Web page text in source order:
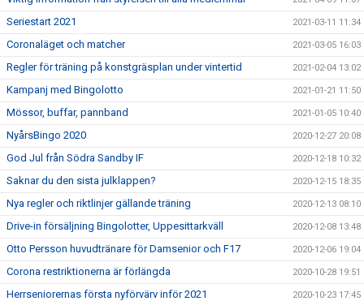
Seriestart 2021 2021-03-11 11:34
Coronaläget och matcher 2021-03-05 16:03
Regler för träning på konstgräsplan under vintertid 2021-02-04 13:02
Kampanj med Bingolotto 2021-01-21 11:50
Mössor, buffar, pannband 2021-01-05 10:40
NyårsBingo 2020 2020-12-27 20:08
God Jul från Södra Sandby IF 2020-12-18 10:32
Saknar du den sista julklappen? 2020-12-15 18:35
Nya regler och riktlinjer gällande träning 2020-12-13 08:10
Drive-in försäljning Bingolotter, Uppesittarkväll 2020-12-08 13:48
Otto Persson huvudtränare för Damsenior och F17 2020-12-06 19:04
Corona restriktionerna är förlängda 2020-10-28 19:51
Herrseniorernas första nyförvärv inför 2021 2020-10-23 17:45